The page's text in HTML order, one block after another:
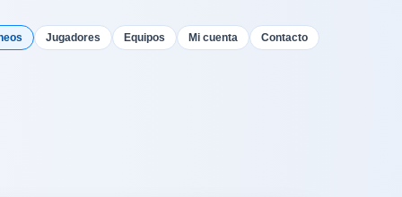
Jugadores Equipos Mi cuenta Contacto